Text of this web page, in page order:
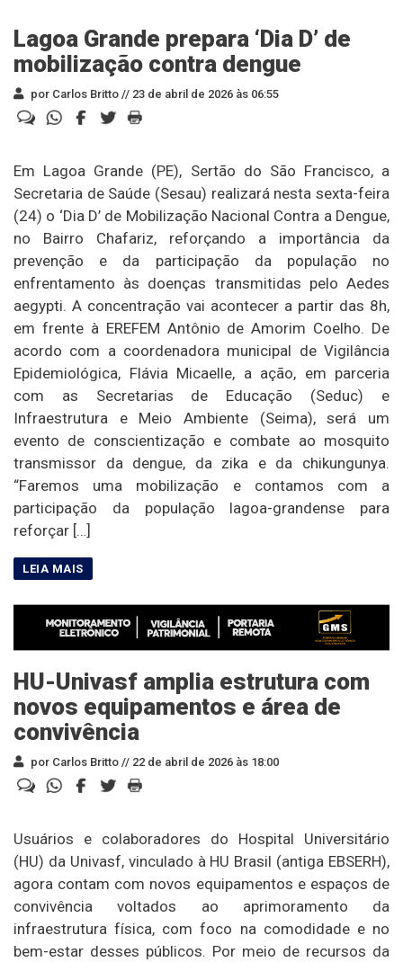
Lagoa Grande prepara ‘Dia D’ de
mobilização contra dengue
por Carlos Britto // 23 de abril de 2026 às 06:55
Em Lagoa Grande (PE), Sertão do São Francisco, a
Secretaria de Saúde (Sesau) realizará nesta sexta-feira
(24) o ‘Dia D’ de Mobilização Nacional Contra a Dengue,
no Bairro Chafariz, reforçando a importância da
prevenção e da participação da população no
enfrentamento às doenças transmitidas pelo Aedes
aegypti. A concentração vai acontecer a partir das 8h,
em frente à EREFEM Antônio de Amorim Coelho. De
acordo com a coordenadora municipal de Vigilância
Epidemiológica, Flávia Micaelle, a ação, em parceria
com as Secretarias de Educação (Seduc) e
Infraestrutura e Meio Ambiente (Seima), será um
evento de conscientização e combate ao mosquito
transmissor da dengue, da zika e da chikungunya.
“Faremos uma mobilização e contamos com a
participação da população lagoa-grandense para
reforçar […]
HU-Univasf amplia estrutura com
novos equipamentos e área de
convivência
por Carlos Britto // 22 de abril de 2026 às 18:00
Usuários e colaboradores do Hospital Universitário
(HU) da Univasf, vinculado à HU Brasil (antiga EBSERH),
agora contam com novos equipamentos e espaços de
convivência voltados ao aprimoramento da
infraestrutura física, com foco na comodidade e no
bem-estar desses públicos. Por meio de recursos da